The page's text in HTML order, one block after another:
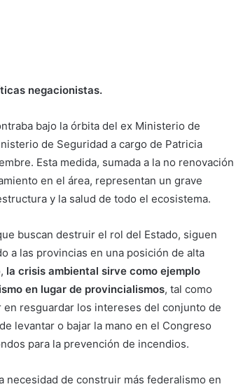
negacionistas.
bajo la órbita del ex Ministerio de
de Seguridad a cargo de Patricia
Esta medida, sumada a la no renovación
en el área, representan un grave
y la salud de todo el ecosistema.
buscan destruir el rol del Estado, siguen
a las provincias en una posición de alta
la crisis ambiental sirve como ejemplo
en lugar de provincialismos, tal como
resguardar los intereses del conjunto de
levantar o bajar la mano en el Congreso
para la prevención de incendios.
necesidad de construir más federalismo en